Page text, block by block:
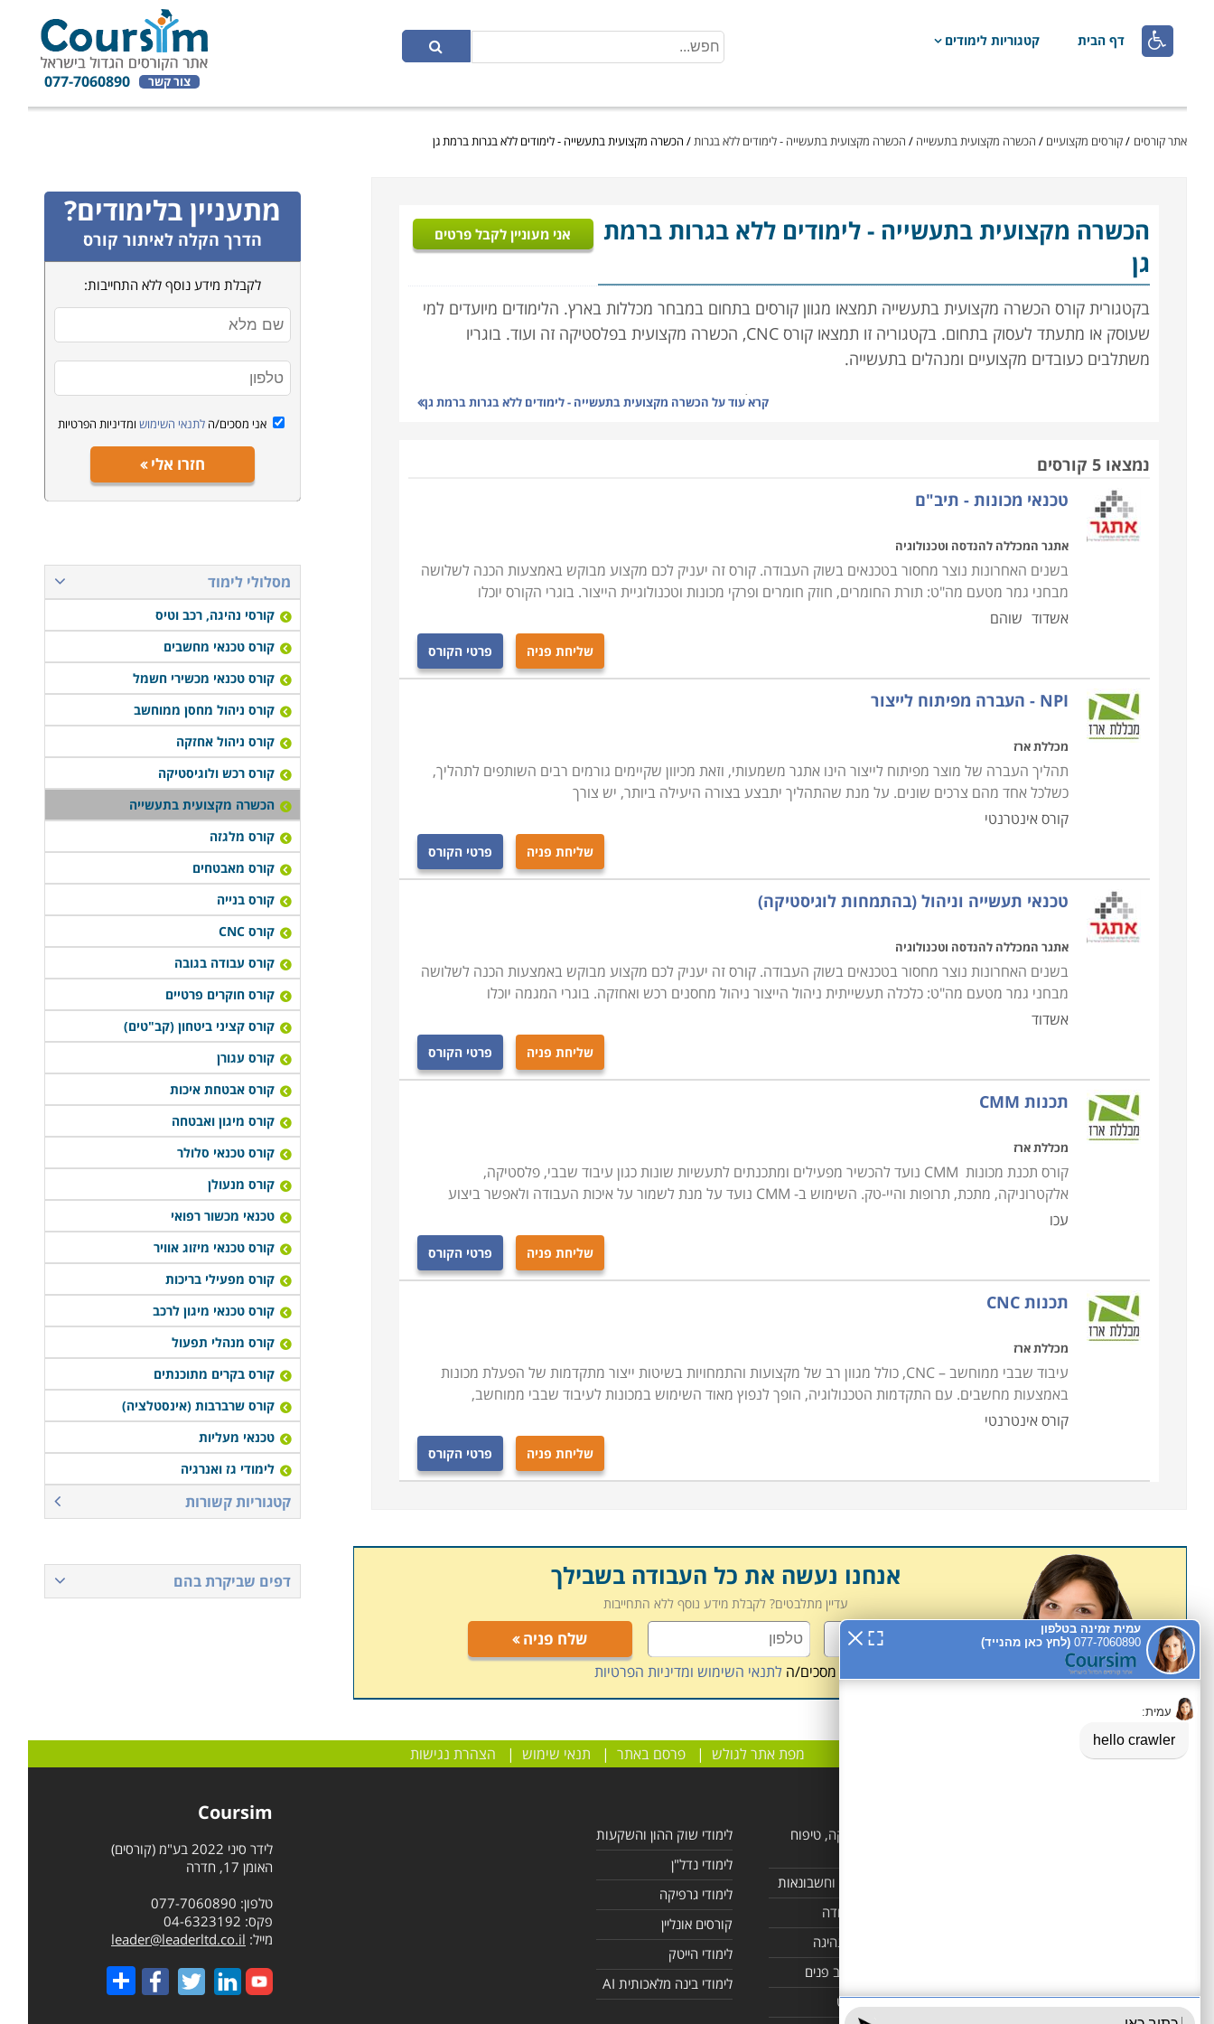
 דף הבית קטגוריות לימודים
צור קשר 077-7060890
אתר קורסים /קורסים מקצועיים / הכשרה מקצועית בתעשייה / הכשרה מקצועית בתעשייה - לימודים ללא בגרות/ הכשרה מקצועית בתעשייה - לימודים ללא בגרות ברמת גן
הכשרה מקצועית בתעשייה- לימודים ללא בגרות ברמת
גן
אני מעוניין לקבל פרטים
בקטגורית קורס הכשרה מקצועית בתעשייה תמצאו מגוון קורסים בתחום במבחר מכללות בארץ. הלימודים מיועדים למי
שעוסק או מתעתד לעסוק בתחום. בקטגוריה זו תמצאו קורס CNC, הכשרה מקצועית בפלסטיקה זה ועוד. בוגריו
משתלבים כעובדים מקצועיים ומנהלים בתעשייה.
קראו בקטגוריה את פירוט הקורסים, בחרו את הקורס המתאים, מלאו את הפרטים ונציג הקורס יצור אתכם קשר בהקדם.
קרא עוד על הכשרה מקצועית בתעשייה - לימודים ללא בגרות ברמת גן
נמצאו 5 קורסים
טכנאי מכונות - תיב"ם
אתגר המכללה להנדסה וטכנולוגיה
בשנים האחרונות נוצר מחסור בטכנאים בשוק העבודה. קורס זה יעניק לכם מקצוע מבוקש באמצעות הכנה לשלושה
מבחני גמר מטעם מה"ט: תורת החומרים, חוזק חומרים ופרקי מכונות וטכנולוגיית הייצור. בוגרי הקורס יוכלו
אשדוד שוהם
שליחת פניה פרטי הקורס
NPI - העברה מפיתוח לייצור
מכללת ארז
תהליך העברה של מוצר מפיתוח לייצור הינו אתגר משמעותי, וזאת מכיוון שקיימים גורמים רבים השותפים לתהליך,
כשלכל אחד מהם צרכים שונים. על מנת שהתהליך יתבצע בצורה היעילה ביותר, יש צורך
קורס אינטרנטי
שליחת פניה פרטי הקורס
טכנאי תעשייה וניהול (בהתמחות לוגיסטיקה)
אתגר המכללה להנדסה וטכנולוגיה
בשנים האחרונות נוצר מחסור בטכנאים בשוק העבודה. קורס זה יעניק לכם מקצוע מבוקש באמצעות הכנה לשלושה
מבחני גמר מטעם מה"ט: כלכלה תעשייתית ניהול הייצור ניהול מחסנים רכש ואחזקה. בוגרי המגמה יוכלו
אשדוד
שליחת פניה פרטי הקורס
תכנות CMM
מכללת ארז
קורס תכנת מכונות CMM נועד להכשיר מפעילים ומתכנתים לתעשיות שונות כגון עיבוד שבבי, פלסטיקה,
אלקטרוניקה, מתכת, תרופות והיי-טק. השימוש ב- CMM נועד על מנת לשמור על איכות העבודה ולאפשר ביצוע
עכו
שליחת פניה פרטי הקורס
תכנות CNC
מכללת ארז
עיבוד שבבי ממוחשב – CNC, כולל מגוון רב של מקצועות והתמחויות בשיטות ייצור מתקדמות של הפעלת מכונות
באמצעות מחשבים. עם התקדמות הטכנולוגיה, הופך לנפוץ מאוד השימוש במכונות לעיבוד שבבי ממוחשב,
קורס אינטרנטי
שליחת פניה פרטי הקורס
אנחנו נעשה את כל העבודה בשבילך
עדיין מתלבטים? לקבלת מידע נוסף ללא התחייבות
שלח פניה
מסכים/הלתנאי השימוש ומדיניות הפרטיות
מתעניין בלימודים?
הדרך הקלה לאיתור קורס
לקבלת מידע נוסף ללא התחייבות:
אני מסכים/הלתנאי השימוש ומדיניות הפרטיות
חזרו אלי
מסלולי לימוד
קורסי נהיגה, רכב וטיס
קורס טכנאי מחשבים
קורס טכנאי מכשירי חשמל
קורס ניהול מחסן ממוחשב
קורס ניהול אחזקה
קורס רכש ולוגיסטיקה
הכשרה מקצועית בתעשייה
קורס מלגזה
קורס מאבטחים
קורס בנייה
קורס CNC
קורס עבודה בגובה
קורס חוקרים פרטיים
קורס קציני ביטחון (קב"טים)
קורס עגורן
קורס אבטחת איכות
קורס מיגון ואבטחה
קורס טכנאי סלולר
קורס מנעולן
טכנאי מכשור רפואי
קורס טכנאי מיזוג אוויר
קורס מפעילי בריכות
קורס טכנאי מיגון לרכב
קורס מנהלי תפעול
קורס בקרים מתוכנתים
קורס שרברבות (אינסטלציה)
טכנאי מעליות
לימודי גז ואנרגיה
קטגוריות קשורות
דפים שביקרת בהם
מפת אתר לגולש |פרסם באתר | תנאי שימוש | הצהרת נגישות
לימודי שפות
לימודי קוסמטיקה, טיפוח
מזכירות, משרד וחשבונאות
קורס מנהל עבודה
קורסים ברכב ונהיגה
אדריכלות ועיצוב פנים
מובייל ואינטרנט
לימודי שוק ההון והשקעות
לימודי נדל"ן
לימודי גרפיקה
קורסים אונליין
לימודי הייטק
לימודי בינה מלאכותית AI
Coursim
לידר סיני 2022 בע"מ (קורסים)
האומן 17, חדרה
טלפון: 077-7060890
פקס: 04-6323192
מייל: leader@leaderltd.co.il
Share